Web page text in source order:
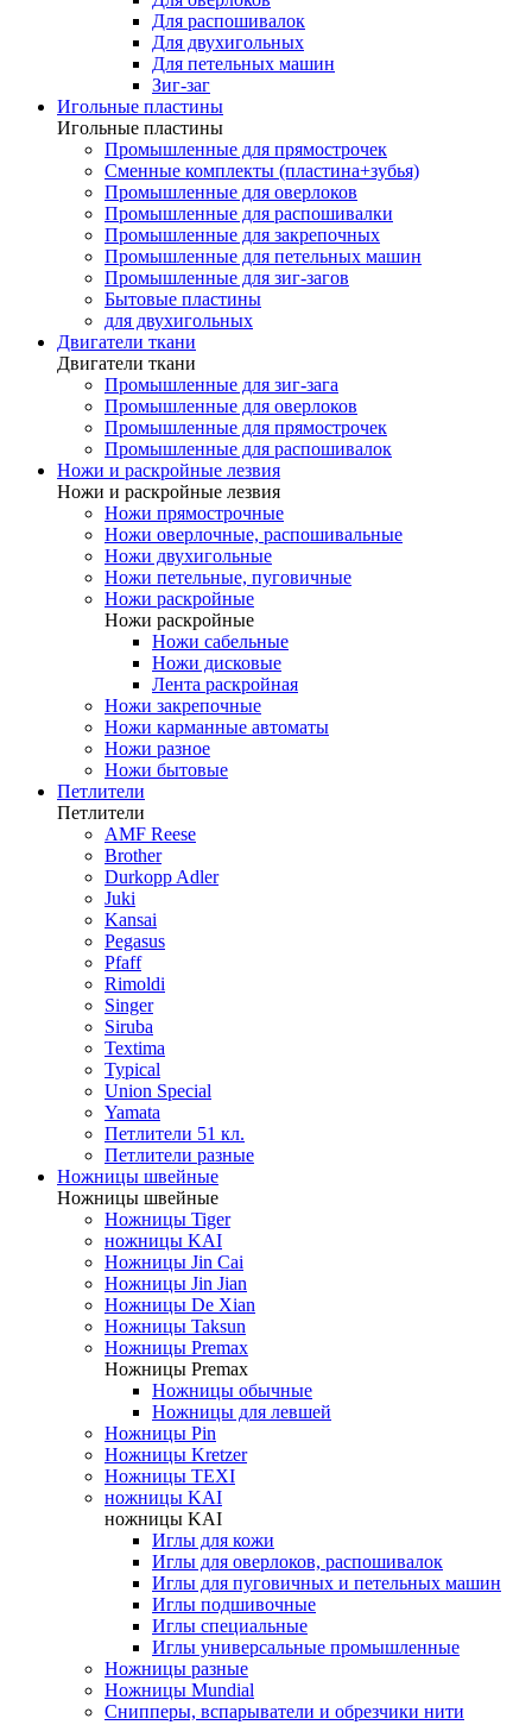
Для распошивалок
Для двухигольных
Для петельных машин
Зиг-заг
Игольные пластины
Игольные пластины
Промышленные для прямострочек
Сменные комплекты (пластина+зубья)
Промышленные для оверлоков
Промышленные для распошивалки
Промышленные для закрепочных
Промышленные для петельных машин
Промышленные для зиг-загов
Бытовые пластины
для двухигольных
Двигатели ткани
Двигатели ткани
Промышленные для зиг-зага
Промышленные для оверлоков
Промышленные для прямострочек
Промышленные для распошивалок
Ножи и раскройные лезвия
Ножи и раскройные лезвия
Ножи прямострочные
Ножи оверлочные, распошивальные
Ножи двухигольные
Ножи петельные, пуговичные
Ножи раскройные
Ножи раскройные
Ножи сабельные
Ножи дисковые
Лента раскройная
Ножи закрепочные
Ножи карманные автоматы
Ножи разное
Ножи бытовые
Петлители
Петлители
AMF Reese
Brother
Durkopp Adler
Juki
Kansai
Pegasus
Pfaff
Rimoldi
Singer
Siruba
Textima
Typical
Union Special
Yamata
Петлители 51 кл.
Петлители разные
Ножницы швейные
Ножницы швейные
Ножницы Tiger
ножницы KAI
Ножницы Jin Cai
Ножницы Jin Jian
Ножницы De Xian
Ножницы Taksun
Ножницы Premax
Ножницы Premax
Ножницы обычные
Ножницы для левшей
Ножницы Pin
Ножницы Kretzer
Ножницы TEXI
ножницы KAI
ножницы KAI
Иглы для кожи
Иглы для оверлоков, распошивалок
Иглы для пуговичных и петельных машин
Иглы подшивочные
Иглы специальные
Иглы универсальные промышленные
Ножницы разные
Ножницы Mundial
Снипперы, вспарыватели и обрезчики нити